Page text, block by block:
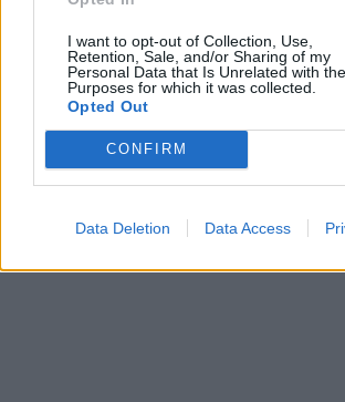
I want to opt-out of Collection, Use,
Retention, Sale, and/or Sharing of my
Personal Data that Is Unrelated with the
Purposes for which it was collected.
Opted Out
CONFIRM
Data Deletion Data Access